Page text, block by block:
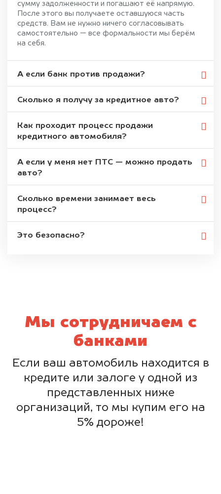
сумму задолженности и погашают её напрямую.
После этого вы получаете оставшуюся часть
средств. Вам не нужно ничего согласовывать
самостоятельно — все формальности мы берём
на себя.
А если банк против продажи?
Сколько я получу за кредитное авто?
Как проходит процесс продажи
кредитного автомобиля?
А если у меня нет ПТС — можно продать
авто?
Сколько времени занимает весь
процесс?
Это безопасно?
Мы сотрудничаем с
банками
Если ваш автомобиль находится в
кредите или залоге у одной из
представленных ниже
организаций, то мы купим его на
5% дороже!